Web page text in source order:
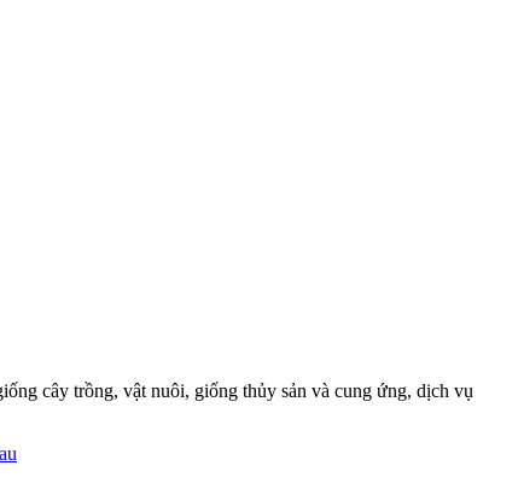
cây trồng, vật nuôi, giống thủy sản và cung ứng, dịch vụ